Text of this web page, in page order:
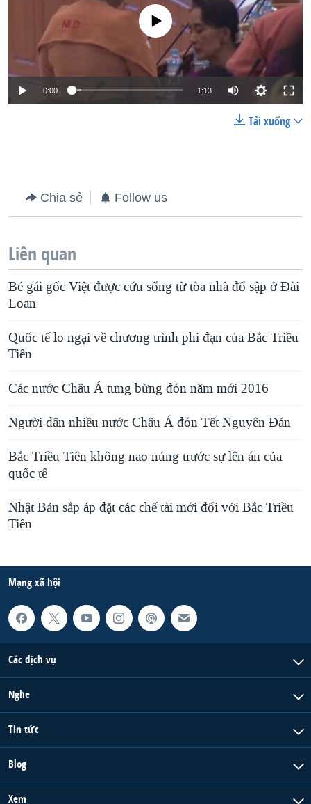
No media source currently available
0:00 1:13
Tải xuống
Chia sẻ Follow us
Liên quan
Bé gái gốc Việt được cứu sống từ tòa nhà đổ sập ở Đài
Loan
Quốc tế lo ngại về chương trình phi đạn của Bắc Triều
Tiên
Các nước Châu Á tưng bừng đón năm mới 2016
Người dân nhiều nước Châu Á đón Tết Nguyên Đán
Bắc Triều Tiên không nao núng trước sự lên án của
quốc tế
Nhật Bản sắp áp đặt các chế tài mới đối với Bắc Triều
Tiên
Mạng xã hội
Các dịch vụ
Nghe
Tin tức
Blog
Xem